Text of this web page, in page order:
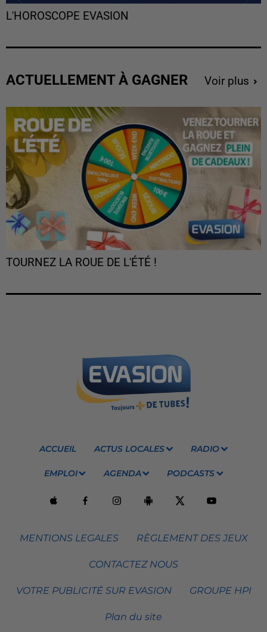
L'HOROSCOPE EVASION
ACTUELLEMENT À GAGNER Voir plus
TOURNEZ LA ROUE DE L'ÉTÉ !
ACCUEIL ACTUS LOCALES RADIO
EMPLOI AGENDA PODCASTS
MENTIONS LEGALES RÈGLEMENT DES JEUX
CONTACTEZ NOUS
VOTRE PUBLICITÉ SUR EVASION GROUPE HPI
Plan du site